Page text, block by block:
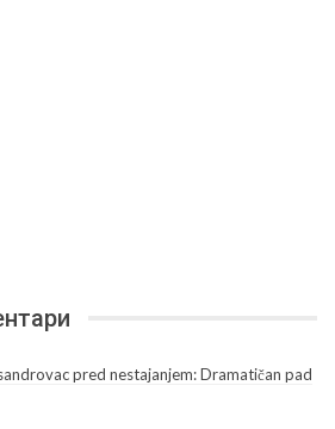
pred nestajanjem: Dramatičan pad